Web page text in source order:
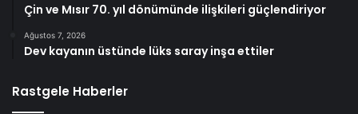
Çin ve Mısır 70. yıl dönümünde ilişkileri güçlendiriyor
Ağustos 7, 2026
Dev kayanın üstünde lüks saray inşa ettiler
Rastgele Haberler